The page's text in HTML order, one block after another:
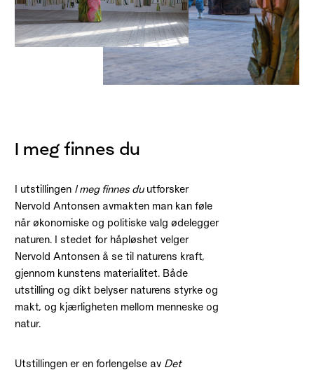
I meg finnes du
I utstillingen I meg finnes duutforsker
Nervold Antonsen avmakten man kan føle
når økonomiske og politiske valg ødelegger
naturen. I stedet for håpløshet velger
Nervold Antonsen å se til naturens kraft,
gjennom kunstens materialitet. Både
utstilling og dikt belyser naturens styrke og
makt, og kjærligheten mellom menneske og
natur.
Utstillingen er en forlengelse av Det